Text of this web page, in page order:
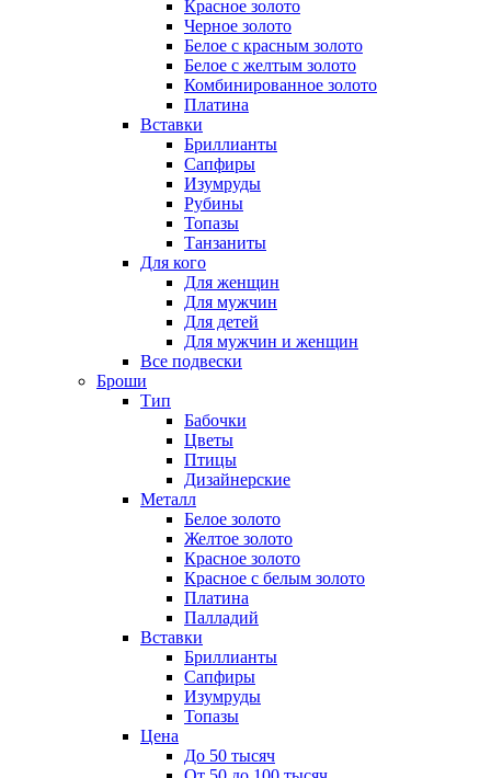
Красное золото
Черное золото
Белое с красным золото
Белое с желтым золото
Комбинированное золото
Платина
Вставки
Бриллианты
Сапфиры
Изумруды
Рубины
Топазы
Танзаниты
Для кого
Для женщин
Для мужчин
Для детей
Для мужчин и женщин
Все подвески
Броши
Тип
Бабочки
Цветы
Птицы
Дизайнерские
Металл
Белое золото
Желтое золото
Красное золото
Красное с белым золото
Платина
Палладий
Вставки
Бриллианты
Сапфиры
Изумруды
Топазы
Цена
До 50 тысяч